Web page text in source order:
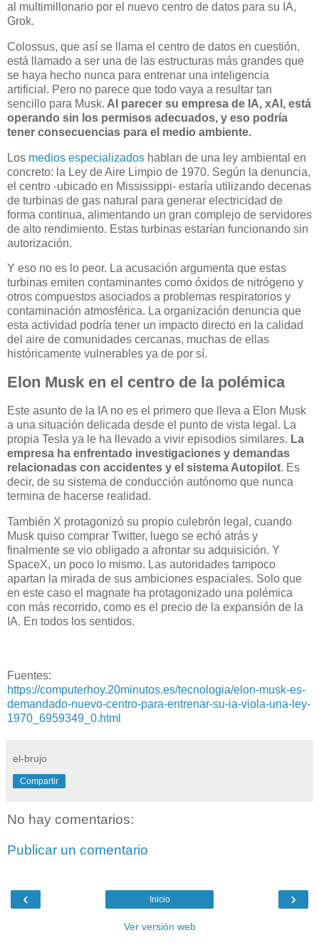
al multimillonario por el nuevo centro de datos para su IA,
Grok.
Colossus, que así se llama el centro de datos en cuestión,
está llamado a ser una de las estructuras más grandes que
se haya hecho nunca para entrenar una inteligencia
artificial. Pero no parece que todo vaya a resultar tan
sencillo para Musk. Al parecer su empresa de IA, xAI, está
operando sin los permisos adecuados, y eso podría
tener consecuencias para el medio ambiente.
Los medios especializados hablan de una ley ambiental en
concreto: la Ley de Aire Limpio de 1970. Según la denuncia,
el centro -ubicado en Mississippi- estaría utilizando decenas
de turbinas de gas natural para generar electricidad de
forma continua, alimentando un gran complejo de servidores
de alto rendimiento. Estas turbinas estarían funcionando sin
autorización.
Y eso no es lo peor. La acusación argumenta que estas
turbinas emiten contaminantes como óxidos de nitrógeno y
otros compuestos asociados a problemas respiratorios y
contaminación atmosférica. La organización denuncia que
esta actividad podría tener un impacto directo en la calidad
del aire de comunidades cercanas, muchas de ellas
históricamente vulnerables ya de por sí.
Elon Musk en el centro de la polémica
Este asunto de la IA no es el primero que lleva a Elon Musk
a una situación delicada desde el punto de vista legal. La
propia Tesla ya le ha llevado a vivir episodios similares. La
empresa ha enfrentado investigaciones y demandas
relacionadas con accidentes y el sistema Autopilot. Es
decir, de su sistema de conducción autónomo que nunca
termina de hacerse realidad.
También X protagonizó su propio culebrón legal, cuando
Musk quiso comprar Twitter, luego se echó atrás y
finalmente se vio obligado a afrontar su adquisición. Y
SpaceX, un poco lo mismo. Las autoridades tampoco
apartan la mirada de sus ambiciones espaciales. Solo que
en este caso el magnate ha protagonizado una polémica
con más recorrido, como es el precio de la expansión de la
IA. En todos los sentidos.
Fuentes:
https://computerhoy.20minutos.es/tecnologia/elon-musk-es-
demandado-nuevo-centro-para-entrenar-su-ia-viola-una-ley-
1970_6959349_0.html
el-brujo
Compartir
No hay comentarios:
Publicar un comentario
‹ ›
Inicio
Ver versión web